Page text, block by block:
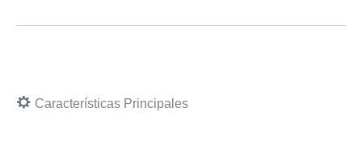
Características Principales